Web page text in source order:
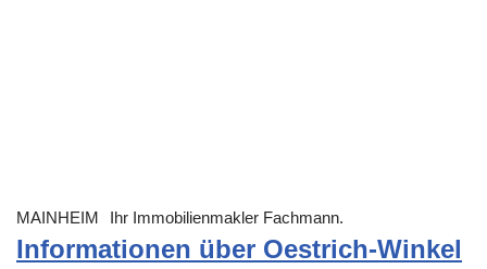
MAINHEIM Ihr Immobilienmakler Fachmann.
Informationen über Oestrich-Winkel